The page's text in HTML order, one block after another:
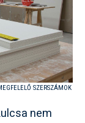
SZERSZÁMOK
nem